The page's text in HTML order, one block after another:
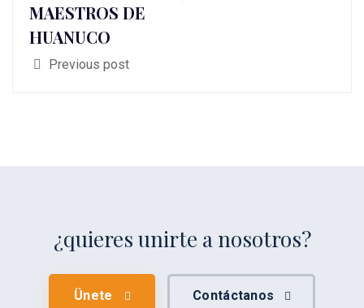
MAESTROS DE
HUANUCO
Previous post
¿quieres unirte a nosotros?
Ünete Contáctanos